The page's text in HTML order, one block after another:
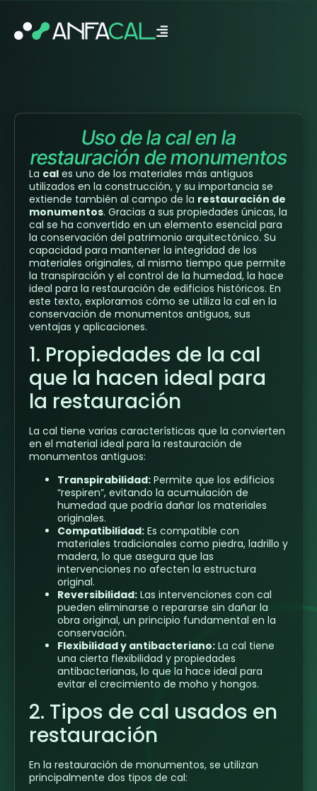
Uso de la cal en la
restauración de monumentos
La cal es uno de los materiales más antiguos
utilizados en la construcción, y su importancia se
extiende también al campo de la restauración de
monumentos. Gracias a sus propiedades únicas, la
cal se ha convertido en un elemento esencial para
la conservación del patrimonio arquitectónico. Su
capacidad para mantener la integridad de los
materiales originales, al mismo tiempo que permite
la transpiración y el control de la humedad, la hace
ideal para la restauración de edificios históricos. En
este texto, exploramos cómo se utiliza la cal en la
conservación de monumentos antiguos, sus
ventajas y aplicaciones.
1. Propiedades de la cal
que la hacen ideal para
la restauración
La cal tiene varias características que la convierten
en el material ideal para la restauración de
monumentos antiguos:
Transpirabilidad: Permite que los edificios
“respiren”, evitando la acumulación de
humedad que podría dañar los materiales
originales.
Compatibilidad: Es compatible con
materiales tradicionales como piedra, ladrillo y
madera, lo que asegura que las
intervenciones no afecten la estructura
original.
Reversibilidad: Las intervenciones con cal
pueden eliminarse o repararse sin dañar la
obra original, un principio fundamental en la
conservación.
Flexibilidad y antibacteriano: La cal tiene
una cierta flexibilidad y propiedades
antibacterianas, lo que la hace ideal para
evitar el crecimiento de moho y hongos.
2. Tipos de cal usados en
restauración
En la restauración de monumentos, se utilizan
principalmente dos tipos de cal: